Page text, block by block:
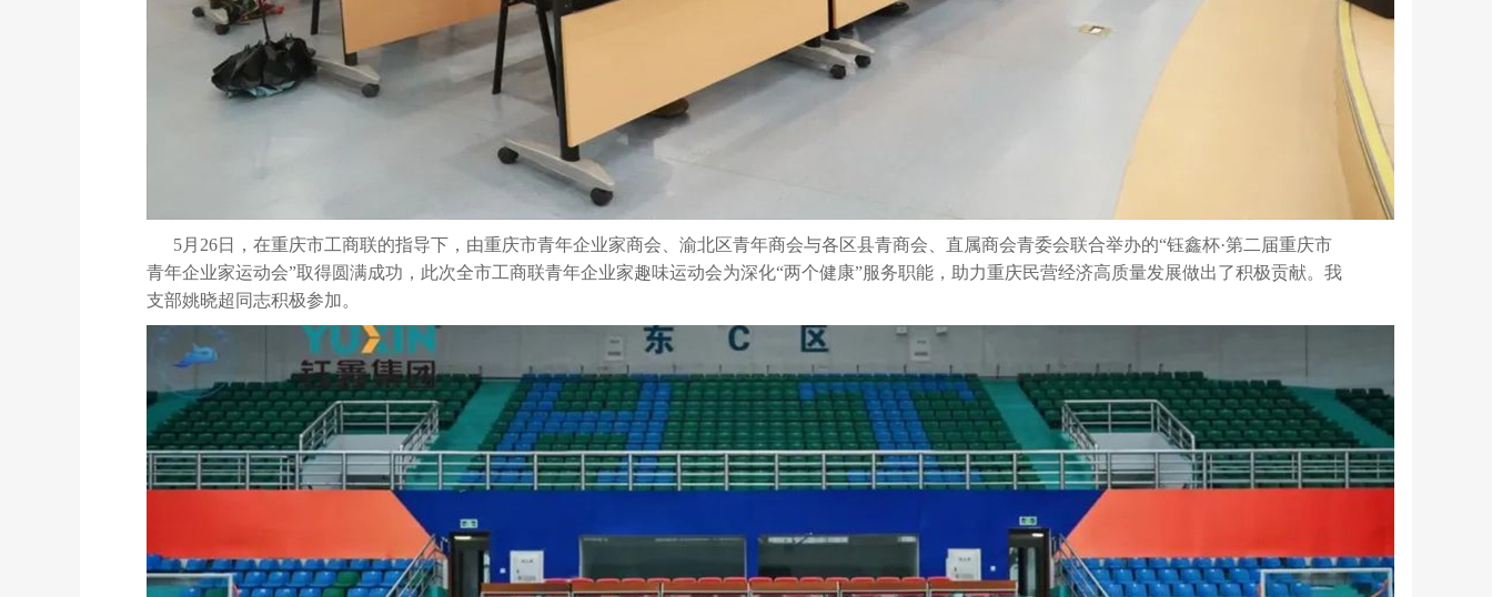
5月26日，在重庆市工商联的指导下，由重庆市青年企业家商会、渝北区青年商会与各区县青商会、直属商会青委会联合举办的“钰鑫杯·第二届重庆市
青年企业家运动会”取得圆满成功 ，此次全市工商联青年企业家趣味运动会为深化“两个健康”服务职能，助力重庆民营经济高质量发展做出了积极贡献。我
支部姚晓超同志积极参加。